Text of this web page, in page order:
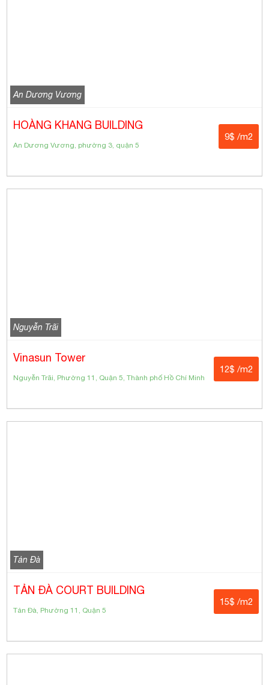
An Dương Vương
HOÀNG KHANG BUILDING
An Dương Vương, phường 3, quận 5
9$ /m2
Nguyễn Trãi
Vinasun Tower
Nguyễn Trãi, Phường 11, Quận 5, Thành phố Hồ Chí Minh
12$ /m2
Tản Đà
TẢN ĐÀ COURT BUILDING
Tản Đà, Phường 11, Quận 5
15$ /m2